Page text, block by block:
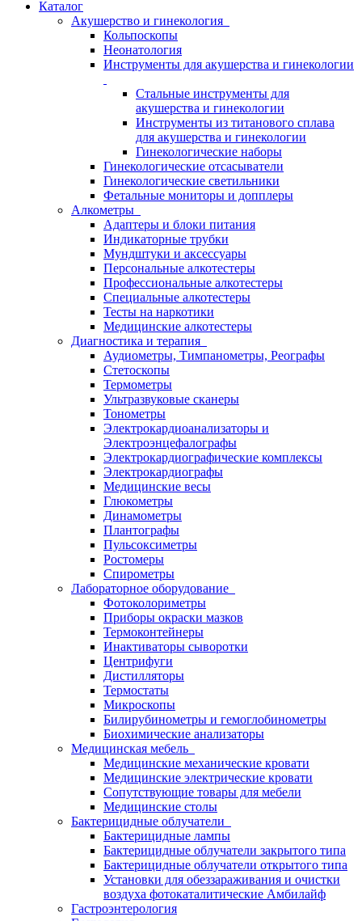
Каталог
Акушерство и гинекология
Кольпоскопы
Неонатология
Инструменты для акушерства и гинекологии
Стальные инструменты для
акушерства и гинекологии
Инструменты из титанового сплава
для акушерства и гинекологии
Гинекологические наборы
Гинекологические отсасыватели
Гинекологические светильники
Фетальные мониторы и допплеры
Алкометры
Адаптеры и блоки питания
Индикаторные трубки
Мундштуки и аксессуары
Персональные алкотестеры
Профессиональные алкотестеры
Специальные алкотестеры
Тесты на наркотики
Медицинские алкотестеры
Диагностика и терапия
Аудиометры, Тимпанометры, Реографы
Стетоскопы
Термометры
Ультразвуковые сканеры
Тонометры
Электрокардиоанализаторы и
Электроэнцефалографы
Электрокардиографические комплексы
Электрокардиографы
Медицинские весы
Глюкометры
Динамометры
Плантографы
Пульсоксиметры
Ростомеры
Спирометры
Лабораторное оборудование
Фотоколориметры
Приборы окраски мазков
Термоконтейнеры
Инактиваторы сыворотки
Центрифуги
Дистилляторы
Термостаты
Микроскопы
Билирубинометры и гемоглобинометры
Биохимические анализаторы
Медицинская мебель
Медицинские механические кровати
Медицинские электрические кровати
Сопутствующие товары для мебели
Медицинские столы
Бактерицидные облучатели
Бактерицидные лампы
Бактерицидные облучатели закрытого типа
Бактерицидные облучатели открытого типа
Установки для обеззараживания и очистки
воздуха фотокаталитические Амбилайф
Гастроэнтерология